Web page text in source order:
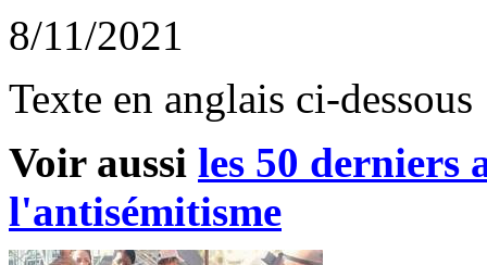
8/11/2021
Texte en anglais ci-dessous
Voir aussi les 50 derniers
l'antisémitisme